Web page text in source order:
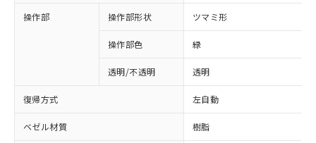
操作部 操作部形状 ツマミ形
操作部色 緑
透明/不透明 透明
復帰方式 左自動
ベゼル材質 樹脂